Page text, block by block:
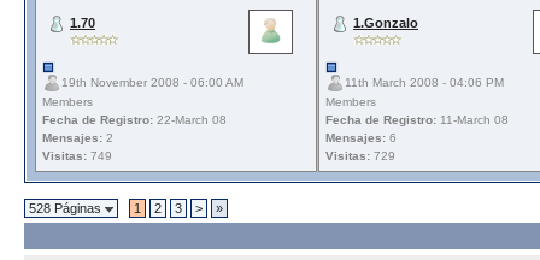
1.70
19th November 2008 - 06:00 AM
Members
Fecha de Registro: 22-March 08
Mensajes: 2
Visitas: 749
1.Gonzalo
11th March 2008 - 04:06 PM
Members
Fecha de Registro: 11-March 08
Mensajes: 6
Visitas: 729
528 Páginas 1 2 3 > »